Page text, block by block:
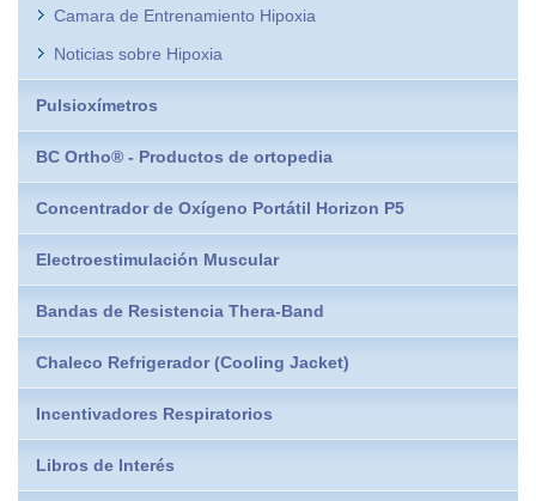
Camara de Entrenamiento Hipoxia
Noticias sobre Hipoxia
Pulsioxímetros
BC Ortho® - Productos de ortopedia
Concentrador de Oxígeno Portátil Horizon P5
Electroestimulación Muscular
Bandas de Resistencia Thera-Band
Chaleco Refrigerador (Cooling Jacket)
Incentivadores Respiratorios
Libros de Interés